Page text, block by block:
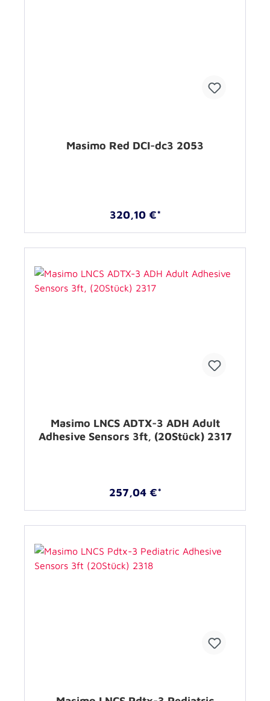
Masimo Red DCI-dc3 2053
320,10 €*
Masimo LNCS ADTX-3 ADH Adult
Adhesive Sensors 3ft, (20Stück) 2317
257,04 €*